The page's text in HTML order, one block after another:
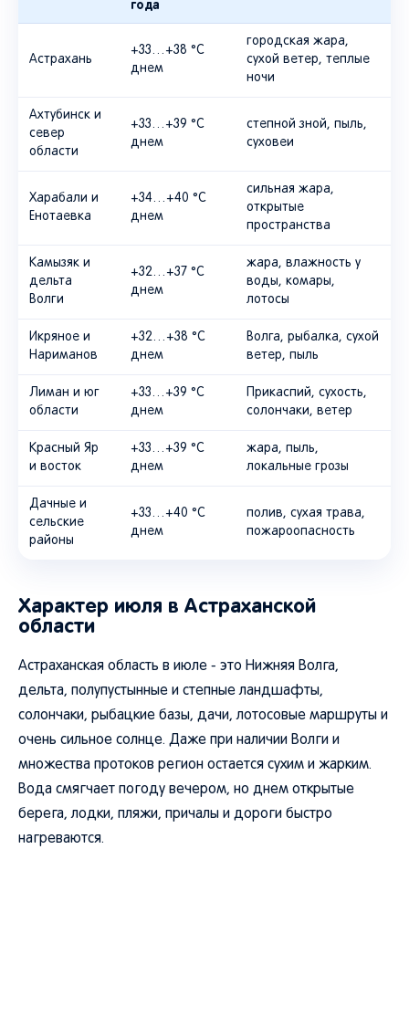
года
Астрахань
+33…+38 °C
днем
городская жара,
сухой ветер, теплые
ночи
Ахтубинск и
север
области
+33…+39 °C
днем
степной зной, пыль,
суховеи
Харабали и
Енотаевка
+34…+40 °C
днем
сильная жара,
открытые
пространства
Камызяк и
дельта
Волги
+32…+37 °C
днем
жара, влажность у
воды, комары,
лотосы
Икряное и
Нариманов
+32…+38 °C
днем
Волга, рыбалка, сухой
ветер, пыль
Лиман и юг
области
+33…+39 °C
днем
Прикаспий, сухость,
солончаки, ветер
Красный Яр
и восток
+33…+39 °C
днем
жара, пыль,
локальные грозы
Дачные и
сельские
районы
+33…+40 °C
днем
полив, сухая трава,
пожароопасность
Характер июля в Астраханской
области
Астраханская область в июле - это Нижняя Волга,
дельта, полупустынные и степные ландшафты,
солончаки, рыбацкие базы, дачи, лотосовые маршруты и
очень сильное солнце. Даже при наличии Волги и
множества протоков регион остается сухим и жарким.
Вода смягчает погоду вечером, но днем открытые
берега, лодки, пляжи, причалы и дороги быстро
нагреваются.